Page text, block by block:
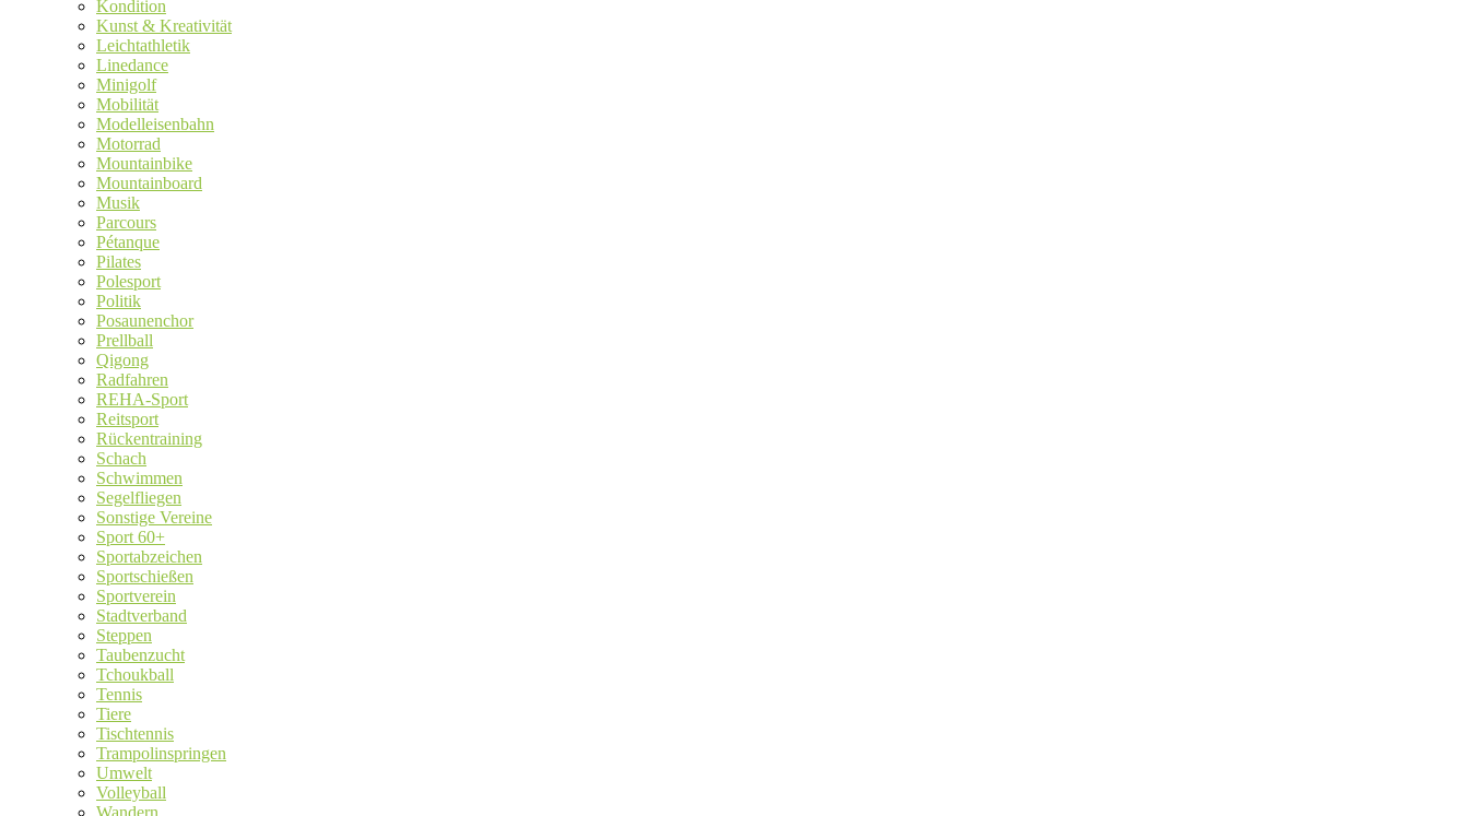
Kondition
Kunst & Kreativität
Leichtathletik
Linedance
Minigolf
Mobilität
Modelleisenbahn
Motorrad
Mountainbike
Mountainboard
Musik
Parcours
Pétanque
Pilates
Polesport
Politik
Posaunenchor
Prellball
Qigong
Radfahren
REHA-Sport
Reitsport
Rückentraining
Schach
Schwimmen
Segelfliegen
Sonstige Vereine
Sport 60+
Sportabzeichen
Sportschießen
Sportverein
Stadtverband
Steppen
Taubenzucht
Tchoukball
Tennis
Tiere
Tischtennis
Trampolinspringen
Umwelt
Volleyball